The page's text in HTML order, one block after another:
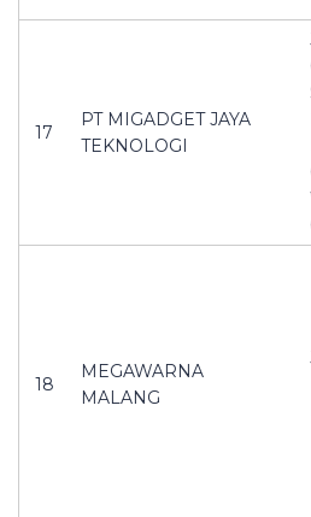
17
PT MIGADGET JAYA
TEKNOLOGI
18
MEGAWARNA
MALANG